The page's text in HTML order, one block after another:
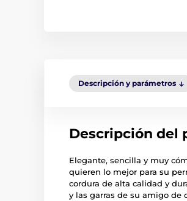
Descripción y parámetros
Descripción del
Elegante, sencilla y muy
quieren lo mejor para su
cordura de alta calidad y
y las garras de su amigo de